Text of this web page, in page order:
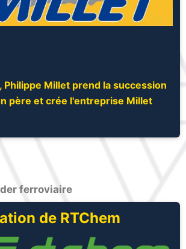
Philippe Millet prend la succession
père et crée l'entreprise Millet
ferroviaire
de RTChem